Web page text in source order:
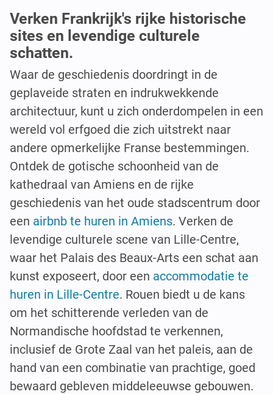
Verken Frankrijk's rijke historische
sites en levendige culturele
schatten.
Waar de geschiedenis doordringt in de
geplaveide straten en indrukwekkende
architectuur, kunt u zich onderdompelen in een
wereld vol erfgoed die zich uitstrekt naar
andere opmerkelijke Franse bestemmingen.
Ontdek de gotische schoonheid van de
kathedraal van Amiens en de rijke
geschiedenis van het oude stadscentrum door
een airbnb te huren in Amiens. Verken de
levendige culturele scene van Lille-Centre,
waar het Palais des Beaux-Arts een schat aan
kunst exposeert, door een accommodatie te
huren in Lille-Centre. Rouen biedt u de kans
om het schitterende verleden van de
Normandische hoofdstad te verkennen,
inclusief de Grote Zaal van het paleis, aan de
hand van een combinatie van prachtige, goed
bewaard gebleven middeleeuwse gebouwen.